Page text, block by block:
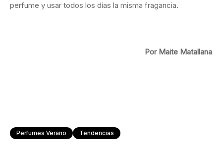
perfume y usar todos los días la misma fragancia.
Por Maite Matallana
Perfumes Verano Tendencias